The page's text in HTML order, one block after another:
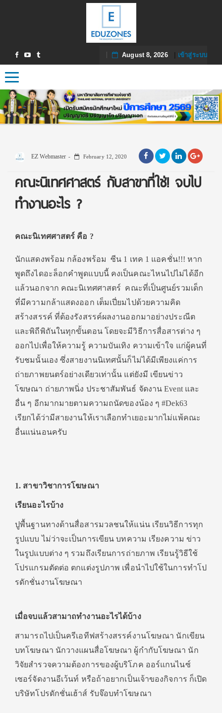
August 8, 2026| เข้าสู่ระบบ
Toggle navigation
EZ Webmaster February 12, 2020
คณะนิเทศศาสตร์ กับสาขาที่ใช่! จบไป
ทำงานอะไร ?
คณะนิเทศศาสตร์ คือ ?
นักแสดงพร้อม กล้องพร้อม ซีน 1 เทค 1 แอคชั่น!!! หาก
พูดถึงไดอะล็อกคำพูดแบบนี้ คงเป็นคณะไหนไปไม่ได้อีก
แล้วนอกจาก คณะนิเทศศาสตร์ คณะที่เป็นศูนย์รวมเด็ก
ที่มีความกล้าแสดงออก เต็มเปี่ยมไปด้วยความคิด
สร้างสรรค์ ที่ต้องรังสรรค์ผลงานออกมาอย่างประณีต
และพิถีพิถันในทุกขั้นตอน โดยจะมีวิธีการสื่อสารต่าง ๆ
ออกไปเพื่อให้ความรู้ ความบันเทิง ความเข้าใจ แก่ผู้คนที่
รับชมนั้นเอง ซึ่งสายงานนิเทศนั้นก็ไม่ได้มีเพียงแค่การ
ถ่ายภาพยนตร์อย่างเดียวเท่านั้น แต่ยังมี เขียนข่าว
โฆษณา ถ่ายภาพนิ่ง ประชาสัมพันธ์ จัดงาน Event และ
อื่น ๆ อีกมากมายตามความถนัดของน้อง ๆ #Dek63
เรียกได้ว่ามีสายงานให้เราเลือกทำเยอะมากไม่แพ้คณะ
อื่นแน่นอนครับ
1. สาขาวิชาการโฆษณา
เรียนอะไรบ้าง
ปูพื้นฐานทางด้านสื่อสารมวลชนให้แน่น เรียนวิธีการทุก
รูปแบบ ไม่ว่าจะเป็นการเขียน บทความ เรียงความ ข่าว
ในรูปแบบต่าง ๆ รวมถึงเรียนการถ่ายภาพ เรียนรู้วิธีใช้
โปรแกรมตัดต่อ ตกแต่งรูปภาพ เพื่อนำไปใช้ในการทำโป
รดักชั่นงานโฆษณา
เมื่อจบแล้วสามาถทำงานอะไรได้บ้าง
สามารถไปเป็นครีเอทีฟสร้างสรรค์งานโฆษณา นักเขียน
บทโฆษณา นักวางแผนสื่อโฆษณา ผู้กำกับโฆษณา นัก
วิจัยสำรวจความต้องการของผู้บริโภค ออร์แกนไนซ์
เซอร์จัดงานอีเว้นท์ หรือถ้าอยากเป็นเจ้าของกิจการ ก็เปิด
บริษัทโปรดักชั่นเฮ้าส์ รับจ๊อบทำโฆษณา